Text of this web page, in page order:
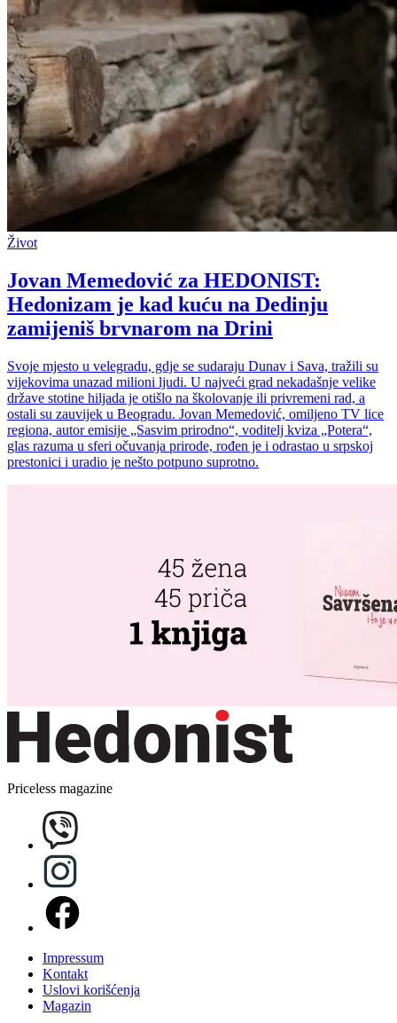
Život
Jovan Memedović za HEDONIST:
Hedonizam je kad kuću na Dedinju
zamijeniš brvnarom na Drini
Svoje mjesto u velegradu, gdje se sudaraju Dunav i Sava, tražili su
vijekovima unazad milioni ljudi. U najveći grad nekadašnje velike
države stotine hiljada je otišlo na školovanje ili privremeni rad, a
ostali su zauvijek u Beogradu. Jovan Memedović, omiljeno TV lice
regiona, autor emisije „Sasvim prirodno“, voditelj kviza „Potera“,
glas razuma u sferi očuvanja prirode, rođen je i odrastao u srpskoj
prestonici i uradio je nešto potpuno suprotno.
Priceless magazine
Impressum
Kontakt
Uslovi korišćenja
Magazin